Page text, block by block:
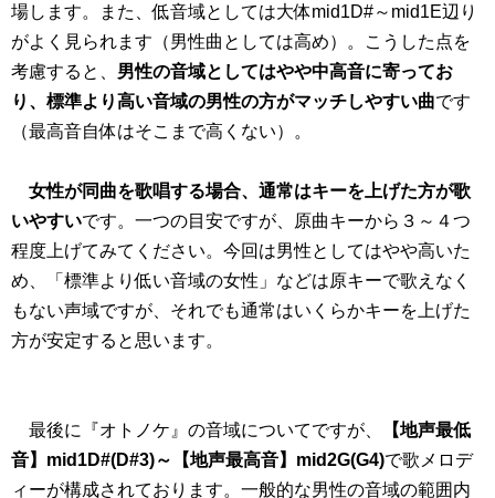
場します。また、低音域としては大体mid1D#～mid1E辺り
がよく見られます（男性曲としては高め）。こうした点を
考慮すると、 男性の音域としてはやや中高音に寄ってお
り、標準より高い音域の男性の方がマッチしやすい曲です
（最高音自体はそこまで高くない）。
女性が同曲を歌唱する場合、通常はキーを上げた方が歌
いやすいです。一つの目安ですが、原曲キーから３～４つ
程度上げてみてください。今回は男性としてはやや高いた
め、「標準より低い音域の女性」などは原キーで歌えなく
もない声域ですが、それでも通常はいくらかキーを上げた
方が安定すると思います。
最後に『オトノケ』の音域についてですが、
【地声最低
音】mid1D#(D#3)～【地声最高音】mid2G(G4)で歌メロデ
ィーが構成されております。一般的な男性の音域の範囲内